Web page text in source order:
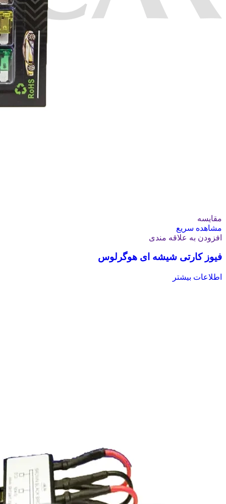
مقایسه
مشاهده سریع
افزودن به علاقه مندی
فیوز کارتی شیشه ای هوگرلوس
اطلاعات بیشتر